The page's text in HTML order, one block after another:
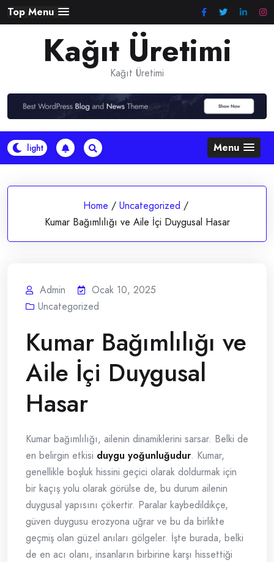
Skip
to
Top Menu
Kağıt Üretimi
Kağıt Üretimi
Menu
Home / Uncategorized /
Kumar Bağımlılığı ve Aile İçi Duygusal Hasar
Admin
Ocak 10, 2025
Uncategorized
Kumar Bağımlılığı ve
Aile İçi Duygusal
Hasar
Kumar bağımlılığı, ailenin dinamiklerini sarsar. Belki de
en belirgin etkisi duygu yoğunluğudur. Kumar,
genellikle boşluk hissini geçici olarak doldurmak için
bir kaçış yolu olarak görülse de, bu durum ailenin
duygusal yapısını çökertir. Paralar kaybedildikçe,
güven duygusu erozyona uğrar ve bu da birlikte
geçmiş olan güzel anıları gölgeler. İşte burada, belki
de en acı olanı, insanların birbirine karşı hissettiği